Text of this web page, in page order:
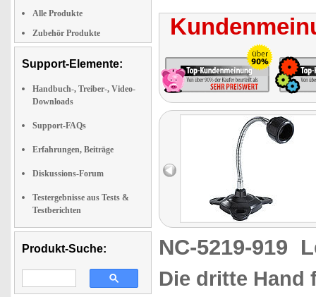
Alle Produkte
Zubehör Produkte
Support-Elemente:
Handbuch-, Treiber-, Video-
Downloads
Support-FAQs
Erfahrungen, Beiträge
Diskussions-Forum
Testergebnisse aus Tests &
Testberichten
Produkt-Suche: NC-5219-919
Die dritte Hand